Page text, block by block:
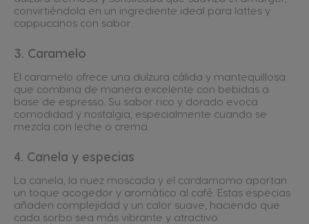
convirtiéndola en un ingrediente ideal para lattes y
cappuccinos con sabor.
3. Caramelo
El caramelo ofrece una dulzura cálida y mantequillosa
que combina de manera excelente con bebidas a
base de espresso. Su sabor rico y dorado evoca
comodidad y nostalgia, especialmente cuando se
mezcla con leche o crema.
4. Canela y especias
La canela, la nuez moscada y el cardamomo aportan
un toque acogedor y aromático al café. Estas especias
añaden complejidad y un calor suave, haciendo que
cada sorbo sea más vibrante y atractivo.